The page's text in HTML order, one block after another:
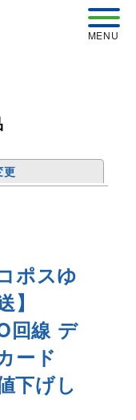
更
ポスゆ
】
回線 デ
ード
下げし